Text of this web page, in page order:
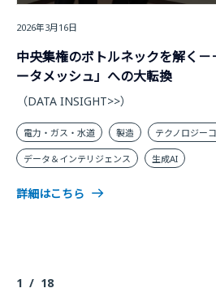
2026年3月16日
中央集権のボトルネックを解く
ータメッシュ」への大転換
（DATA INSIGHT>>）
電力・ガス・水道 製造 テクノロジー
データ＆インテリジェンス 生成AI
詳細はこちら
1 18